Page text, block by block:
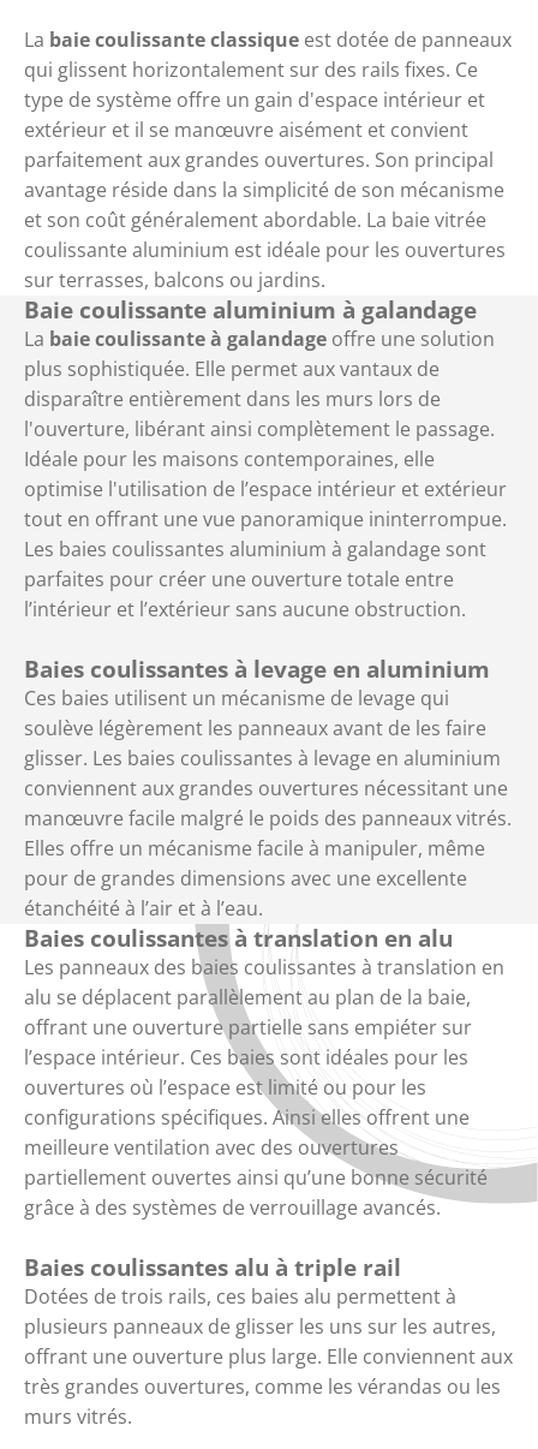
La baie coulissante classique est dotée de panneaux
qui glissent horizontalement sur des rails fixes. Ce
type de système offre un gain d'espace intérieur et
extérieur et il se manœuvre aisément et convient
parfaitement aux grandes ouvertures. Son principal
avantage réside dans la simplicité de son mécanisme
et son coût généralement abordable. La baie vitrée
coulissante aluminium est idéale pour les ouvertures
sur terrasses, balcons ou jardins.
Baie coulissante aluminium à galandage
La baie coulissante à galandage offre une solution
plus sophistiquée. Elle permet aux vantaux de
disparaître entièrement dans les murs lors de
l'ouverture, libérant ainsi complètement le passage.
Idéale pour les maisons contemporaines, elle
optimise l'utilisation de l’espace intérieur et extérieur
tout en offrant une vue panoramique ininterrompue.
Les baies coulissantes aluminium à galandage sont
parfaites pour créer une ouverture totale entre
l’intérieur et l’extérieur sans aucune obstruction.
Baies coulissantes à levage en aluminium
Ces baies utilisent un mécanisme de levage qui
soulève légèrement les panneaux avant de les faire
glisser. Les baies coulissantes à levage en aluminium
conviennent aux grandes ouvertures nécessitant une
manœuvre facile malgré le poids des panneaux vitrés.
Elles offre un mécanisme facile à manipuler, même
pour de grandes dimensions avec une excellente
étanchéité à l’air et à l’eau.
Baies coulissantes à translation en alu
Les panneaux des baies coulissantes à translation en
alu se déplacent parallèlement au plan de la baie,
offrant une ouverture partielle sans empiéter sur
l’espace intérieur. Ces baies sont idéales pour les
ouvertures où l’espace est limité ou pour les
configurations spécifiques. Ainsi elles offrent une
meilleure ventilation avec des ouvertures
partiellement ouvertes ainsi qu’une bonne sécurité
grâce à des systèmes de verrouillage avancés.
Baies coulissantes alu à triple rail
Dotées de trois rails, ces baies alu permettent à
plusieurs panneaux de glisser les uns sur les autres,
offrant une ouverture plus large. Elle conviennent aux
très grandes ouvertures, comme les vérandas ou les
murs vitrés.